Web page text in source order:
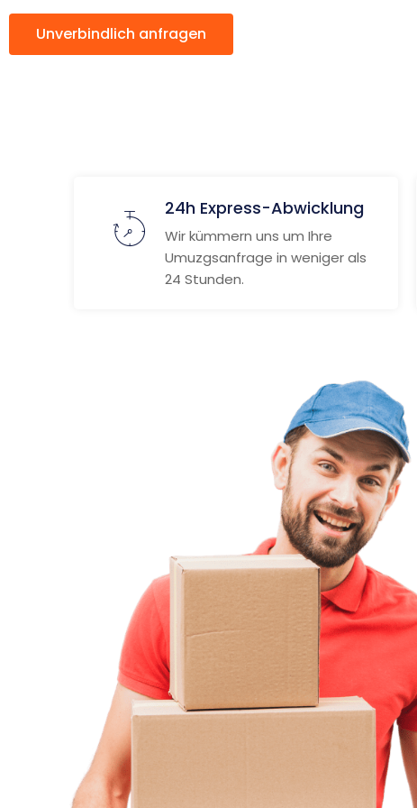
Unverbindlich anfragen
24h Express-Abwicklung
Wir kümmern uns um Ihre
Umuzgsanfrage in weniger als
24 Stunden.